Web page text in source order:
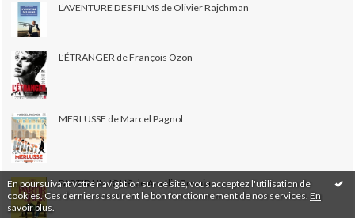
En poursuivant votre navigation sur ce site, vous acceptez l'utilisation de
cookies. Ces derniers assurent le bon fonctionnement de nos services. En
savoir plus
L’AVENTURE DES FILMS de Olivier Rajchman
L’ÉTRANGER de François Ozon
MERLUSSE de Marcel Pagnol
PARTIR UN JOUR de Amélie Bonnin